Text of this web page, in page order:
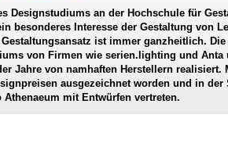
Designstudiums an der Hochschule für
besonderes Interesse der Gestaltung von
ist immer ganzheitlich.
von Firmen wie serien.lighting und Anta
Jahre von namhaften Herstellern realisiert.
ausgezeichnet worden und in
Athenaeum mit Entwürfen vertreten.